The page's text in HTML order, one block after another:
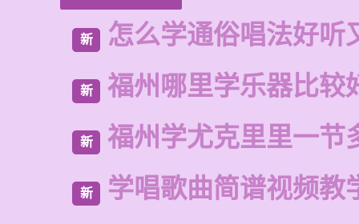
新 怎么学通俗唱法好听
新 福州哪里学乐器比较
新 福州学尤克里里一节
新 学唱歌曲简谱视频教